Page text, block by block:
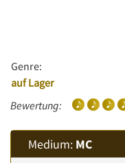
Genre:
auf Lager
Bewertung:
Medium: MC